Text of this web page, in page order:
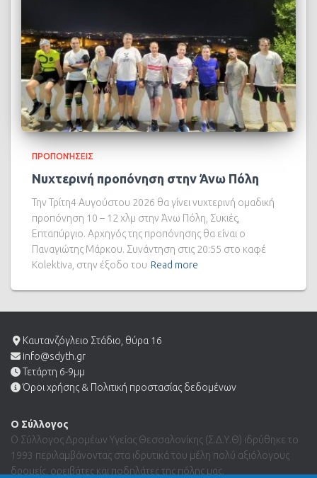
ΠΡΟΠΟΝΉΣΕΙΣ
Νυχτερινή προπόνηση στην Άνω Πόλη
Την Τρίτη4 Αυγούστου 2026 θα γίνει νυχτερινή ομαδική
προπόνηση 10 – 12 χλμ στην Άνω Πόλη, Συκιές,
Επταπύργιο. Αρχηγός της προπόνησης θα είναι ο
Παναγιώτης Μάρκου. Συνάντηση στις 20:55 στο καφέ
Kolektiva, στην έξοδο του Read more
Καυτανζόγλειο Στάδιο, θύρα 16
info@sdyth.gr
Τετάρτη 6-9μμ
Όροι χρήσης & Πολιτική προστασίας δεδομένων
Ο Σύλλογος
Ο Σύλλογος Δρομέων Υγείας Θεσσαλονίκης (Σ.Δ.Υ.Θ) ιδρύθηκε το
1993 περιλαμβάνοντας στα ιδρυτικά του μέλη πολύ αξιόλογους
δρομείς, ορειβάτες και ποδηλάτες της πόλης μας.